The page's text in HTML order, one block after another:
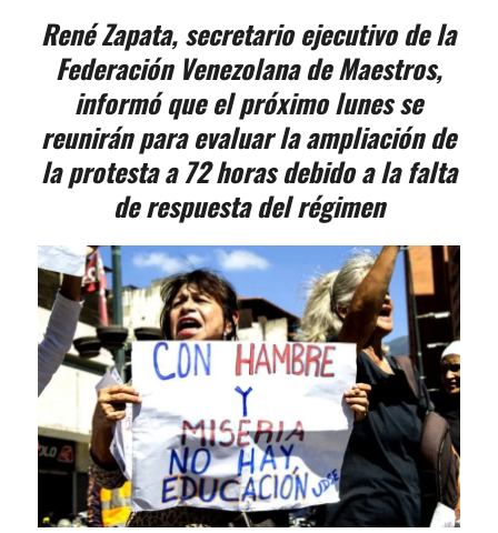
René Zapata, secretario ejecutivo de la
Federación Venezolana de Maestros,
informó que el próximo lunes se
reunirán para evaluar la ampliación de
la protesta a 72 horas debido a la falta
de respuesta del régimen